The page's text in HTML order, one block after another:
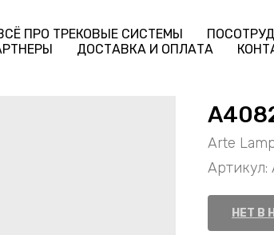
ПРО ТРЕКОВЫЕ СИСТЕМЫ
ДОСТАВКА И ОПЛАТА
Arte
Артикул:
НЕТ В